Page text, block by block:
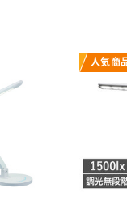
人気商